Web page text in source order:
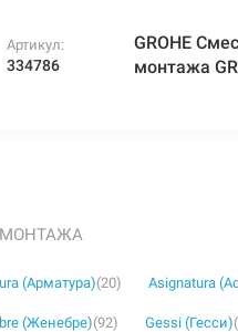
Артикул:
334786
GROHE
монтажа
(Арматура)(20) Asignatura
(Женебре)(92) Gessi (Гесси)